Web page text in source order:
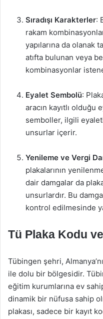
Sıradışı Karakterler:
rakam
yapılarına da olanak
atıfta bulunan veya
kombinasyonlar
Eyalet Sembolü:
aracın kayıtlı olduğu
semboller, ilgili
unsurlar içerir.
Yenileme ve Vergi
plakalarının
dair damgalar da
unsurlardır. Bu
kontrol edilmesinde
Tü Plaka Kodu
Tübingen şehri,
ile dolu bir bölgesidir.
eğitim kurumlarına ev
dinamik bir nüfusa sahip
plakası, sadece bir kayıt